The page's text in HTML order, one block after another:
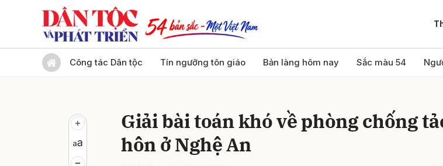
Công tác Dân tộc Tín ngưỡng tôn giáo Bản làng hôm nay Sắc màu 54
Giải bài toán khó về phòng chống
hôn ở Nghệ An
Gửi bình luận